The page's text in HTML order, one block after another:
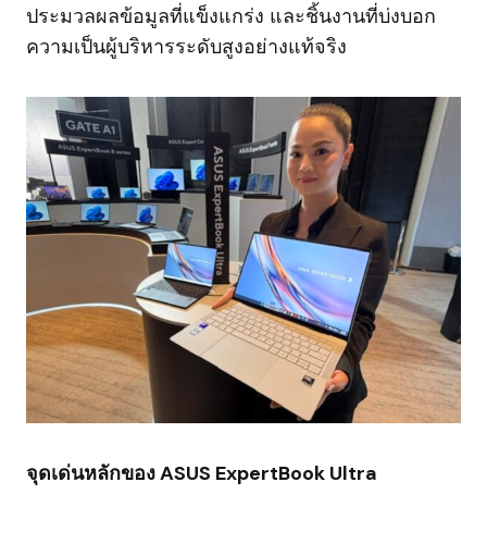
ประมวลผลข้อมูลที่แข็งแกร่ง และชิ้นงานที่บ่งบอก
ความเป็นผู้บริหารระดับสูงอย่างแท้จริง
จุดเด่นหลักของ ASUS ExpertBook Ultra